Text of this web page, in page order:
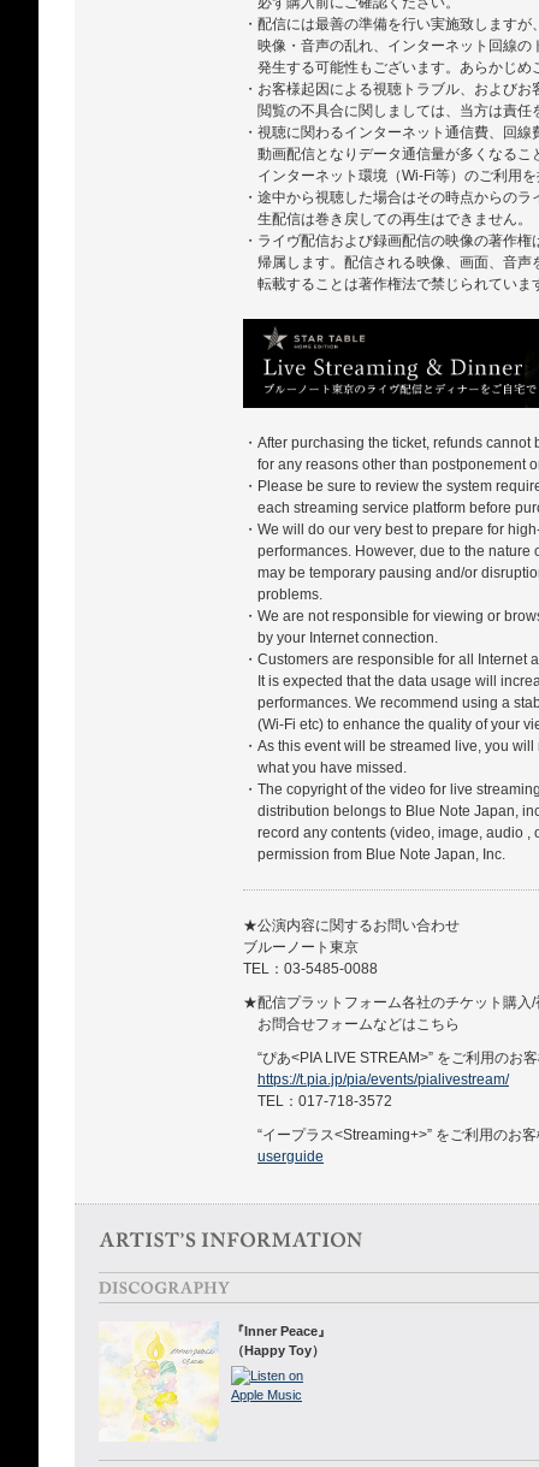
・配信には最善の準備を行い実施致します
映像・音声の乱れ、インターネット回線
発生する可能性もございます。あらかじめ
・お客様起因による視聴トラブル、および
閲覧の不具合に関しましては、当方は責任
・視聴に関わるインターネット通信費、回
動画配信となりデータ通信量が多くなるこ
インターネット環境（Wi-Fi等）のご利用
・途中から視聴した場合はその時点からのラ
生配信は巻き戻しての再生はできません。
・ライヴ配信および録画配信の映像の著作
帰属します。配信される映像、画面、音
転載することは著作権法で禁じられていま
・After purchasing the ticket, refunds cannot
for any reasons other than postponement
・Please be sure to review the system
each streaming service platform before
・We will do our very best to prepare for
performances. However, due to the nature
may be temporary pausing and/or
problems.
・We are not responsible for viewing or
by your Internet connection.
・Customers are responsible for all Internet
It is expected that the data usage will
performances. We recommend using a
(Wi-Fi etc) to enhance the quality of your
・As this event will be streamed live, you
what you have missed.
・The copyright of the video for live
distribution belongs to Blue Note Japan,
record any contents (video, image, audio
permission from Blue Note Japan, Inc.
★公演内容に関するお問い合わせ
ブルーノート東京
TEL：03-5485-0088
★配信プラットフォーム各社のチケット購入/
お問合せフォームなどはこちら
“ぴあ<PIA LIVE STREAM>” をご利用のお
https://t.pia.jp/pia/events/pialivestream/
TEL：017-718-3572
“イープラス<Streaming+>” をご利用のお
userguide
『Inner Peace』
（Happy Toy）